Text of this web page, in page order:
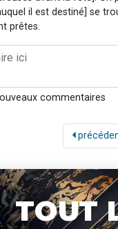
il est destiné] se
prêtes.
commentaires
TOUT